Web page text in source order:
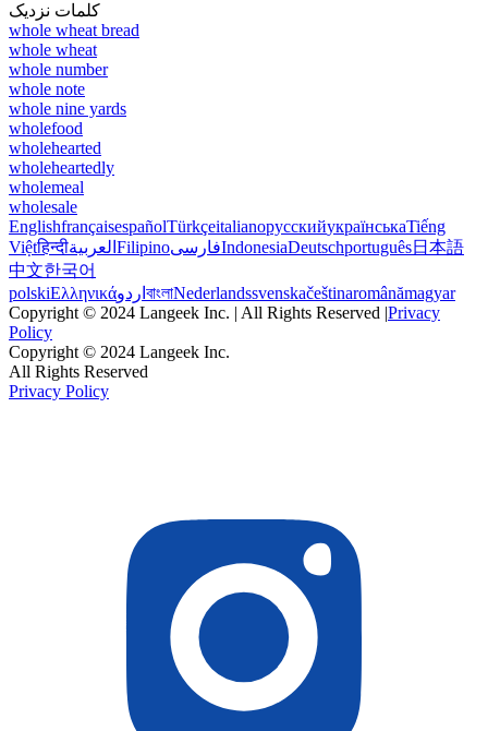
کلمات نزدیک
whole wheat bread
whole wheat
whole number
whole note
whole nine yards
wholefood
wholehearted
wholeheartedly
wholemeal
wholesale
EnglishfrançaisespañolTürkçeitalianoрусскийукраїнськаTiếng
Việtहिन्दीالعربية FilipinoفارسیIndonesiaDeutschportuguês日本語
中文한국어
polskiΕλληνικάاردو বাংলাNederlandssvenskačeštinaromânămagyar
Copyright © 2024 Langeek Inc. | All Rights Reserved |Privacy
Policy
Copyright © 2024 Langeek Inc.
All Rights Reserved
Privacy Policy